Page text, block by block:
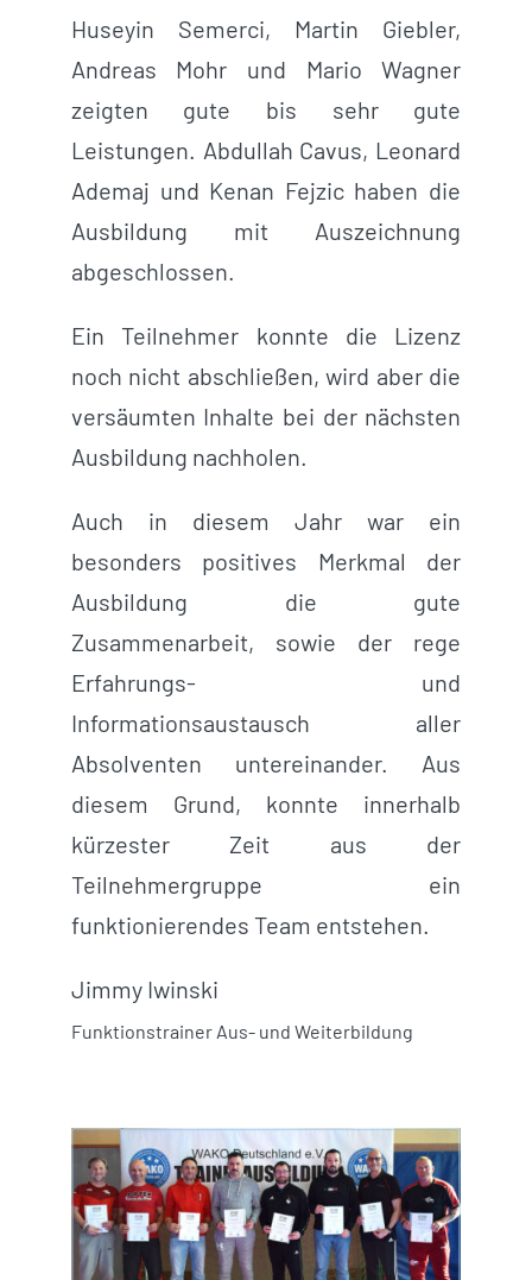
Huseyin Semerci, Martin Giebler,
Andreas Mohr und Mario Wagner
zeigten gute bis sehr gute
Leistungen. Abdullah Cavus, Leonard
Ademaj und Kenan Fejzic haben die
Ausbildung mit Auszeichnung
abgeschlossen.
Ein Teilnehmer konnte die Lizenz
noch nicht abschließen, wird aber die
versäumten Inhalte bei der nächsten
Ausbildung nachholen.
Auch in diesem Jahr war ein
besonders positives Merkmal der
Ausbildung die gute
Zusammenarbeit, sowie der rege
Erfahrungs- und
Informationsaustausch aller
Absolventen untereinander. Aus
diesem Grund, konnte innerhalb
kürzester Zeit aus der
Teilnehmergruppe ein
funktionierendes Team entstehen.
Jimmy Iwinski
Funktionstrainer Aus- und Weiterbildung